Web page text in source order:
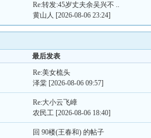
Re:转发:45岁丈夫余吴兴不 ..
黄山人 [2026-08-06 23:24]
最后发表
Re:美女梳头
泽棠 [2026-08-06 09:57]
Re:大小云飞嶂
农民工 [2026-08-06 18:40]
回 90楼(王春和) 的帖子